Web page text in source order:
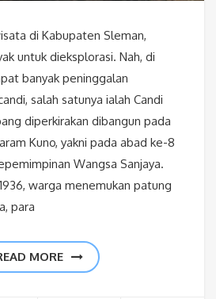
di Kabupaten Sleman,
untuk dieksplorasi. Nah, di
banyak peninggalan
salah satunya ialah Candi
diperkirakan dibangun pada
Kuno, yakni pada abad ke-8
Wangsa Sanjaya.
warga menemukan patung
para
MORE